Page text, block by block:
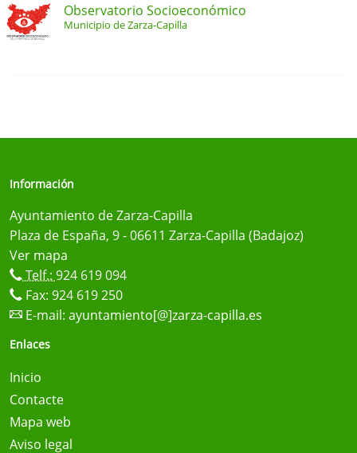
Observatorio Socioeconómico
Municipio de Zarza-Capilla
Información
Ayuntamiento de Zarza-Capilla
Plaza de España, 9 - 06611 Zarza-Capilla (Badajoz)
Ver mapa
Telf.: 924 619 094
Fax: 924 619 250
E-mail: ayuntamiento[@]zarza-capilla.es
Enlaces
Inicio
Contacte
Mapa web
Aviso legal